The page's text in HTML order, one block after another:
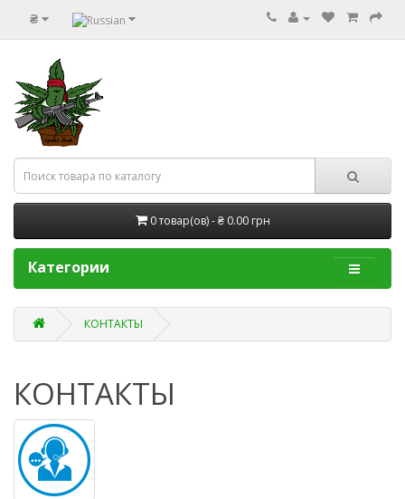
₴
0 товар(ов) - ₴ 0.00 грн
Категории
КОНТАКТЫ
КОНТАКТЫ